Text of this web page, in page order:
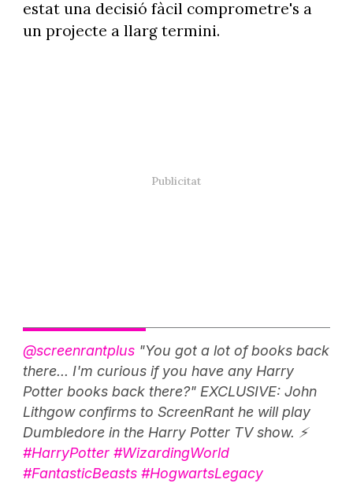
estat una decisió fàcil comprometre's a
un projecte a llarg termini.
@screenrantplus"You got a lot of books back
there... I'm curious if you have any Harry
Potter books back there?" EXCLUSIVE: John
Lithgow confirms to ScreenRant he will play
Dumbledore in the Harry Potter TV show. ⚡
#HarryPotter #WizardingWorld
#FantasticBeasts #HogwartsLegacy